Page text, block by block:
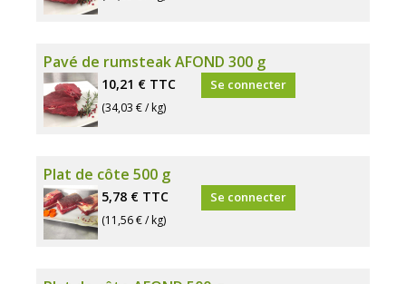
Pavé de rumsteak AFOND 300 g
10,21 € TTC
(34,03 € / kg)
Se connecter
Plat de côte 500 g
5,78 € TTC
(11,56 € / kg)
Se connecter